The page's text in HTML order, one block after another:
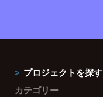
プロジェクトを探す
カテゴリー